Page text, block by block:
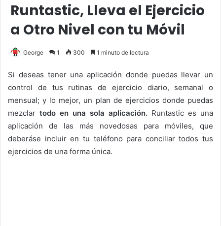
Runtastic, Lleva el Ejercicio
a Otro Nivel con tu Móvil
George 1 300 1 minuto de lectura
Si deseas tener una aplicación donde puedas llevar un
control de tus rutinas de ejercicio diario, semanal o
mensual; y lo mejor, un plan de ejercicios donde puedas
mezclar todo en una sola aplicación. Runtastic es una
aplicación de las más novedosas para móviles, que
deberáse incluir en tu teléfono para conciliar todos tus
ejercicios de una forma única.